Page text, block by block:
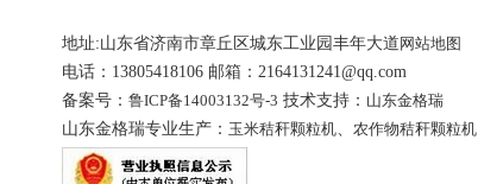
地址:山东省济南市章丘区城东工业园丰年大道 网站地图
电话：13805418106 邮箱：2164131241@qq.com
备案号： 鲁ICP备14003132号-3 技术支持： 山东金格瑞
山东金格瑞专业生产： 玉米秸秆颗粒机、 农作物秸秆颗粒机